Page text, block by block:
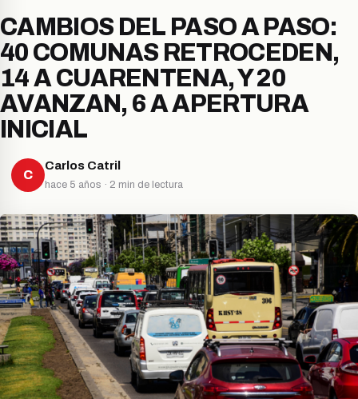
CAMBIOS DEL PASO A PASO:
40 COMUNAS RETROCEDEN,
14 A CUARENTENA, Y 20
AVANZAN, 6 A APERTURA
INICIAL
C
Carlos Catril
hace 5 años · 2 min de lectura